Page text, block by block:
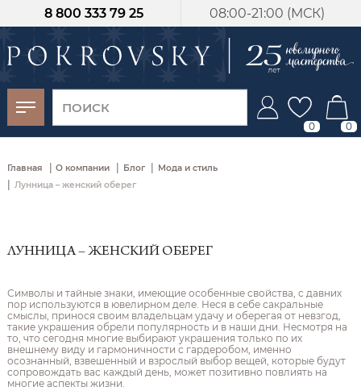
08:00-21:00 (МСК)
8 800 333 79 25
0 0
Главная | О компании | Блог | Мода и стиль
| Лунница – женский оберег
ЛУННИЦА – ЖЕНСКИЙ ОБЕРЕГ
Символы и тайные знаки, имеющие особенные свойства, с давних
пор используются в ювелирном деле. Неся в себе сакральные
смыслы, принося своим владельцам удачу и оберегая от невзгод,
такие украшения обрели популярность и в наши дни. Несмотря на
то, что сегодня многие выбирают украшения только по их
внешнему виду и гармоничности с гардеробом, именно
осознанный, взвешенный и взрослый выбор вещей, которые будут
сопровождать вас каждый день, может позитивно повлиять на
многие аспекты жизни.
-30%
от 15 дней с
момента оплаты